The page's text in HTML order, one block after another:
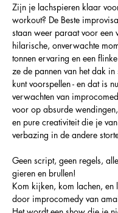
Zijn je lachspieren klaar
workout? De Beste
staan weer paraat voor een
hilarische, onverwachte
tonnen ervaring en een
ze de pannen van het dak
kunt voorspellen - en dat is
verwachten van
voor op absurde
en pure creativiteit die je
verbazing in de andere
Geen script, geen regels,
gieren en brullen!
Kom kijken, kom lachen, en
door improcomedy van